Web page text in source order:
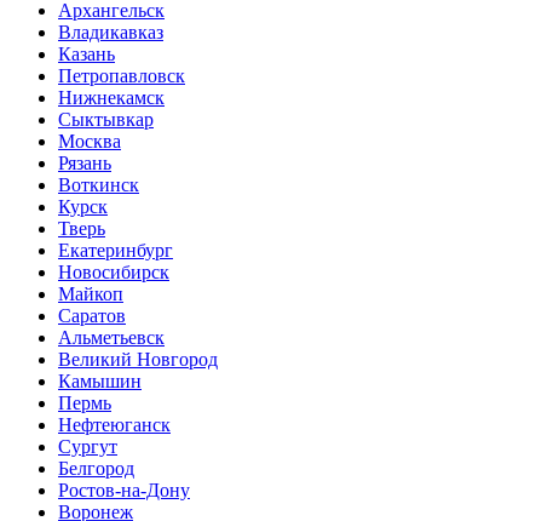
Архангельск
Владикавказ
Казань
Петропавловск
Нижнекамск
Сыктывкар
Москва
Рязань
Воткинск
Курск
Тверь
Екатеринбург
Новосибирск
Майкоп
Саратов
Альметьевск
Великий Новгород
Камышин
Пермь
Нефтеюганск
Сургут
Белгород
Ростов-на-Дону
Воронеж